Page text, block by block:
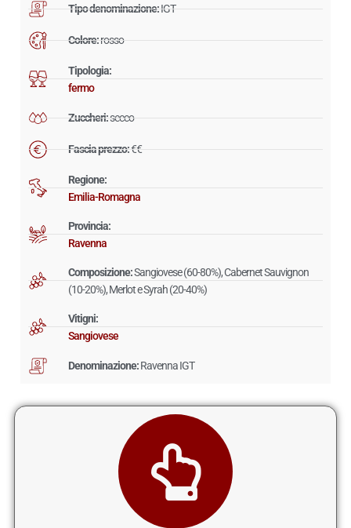
Tipo denominazione:IGT
Colore:rosso
Tipologia:
fermo
Zuccheri:secco
Fascia prezzo:€€
Regione:
Emilia-Romagna
Provincia:
Ravenna
Composizione:Sangiovese (60-80%), Cabernet Sauvignon
(10-20%), Merlot e Syrah (20-40%)
Vitigni:
Sangiovese
Denominazione:Ravenna IGT